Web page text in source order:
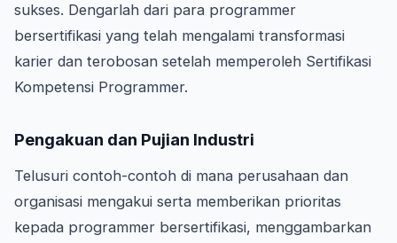
sukses. Dengarlah dari para programmer
bersertifikasi yang telah mengalami transformasi
karier dan terobosan setelah memperoleh Sertifikasi
Kompetensi Programmer.
Pengakuan dan Pujian Industri
Telusuri contoh-contoh di mana perusahaan dan
organisasi mengakui serta memberikan prioritas
kepada programmer bersertifikasi, menggambarkan